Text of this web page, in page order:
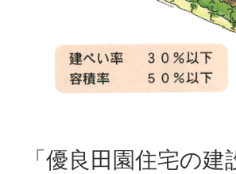
「優良田園住宅の